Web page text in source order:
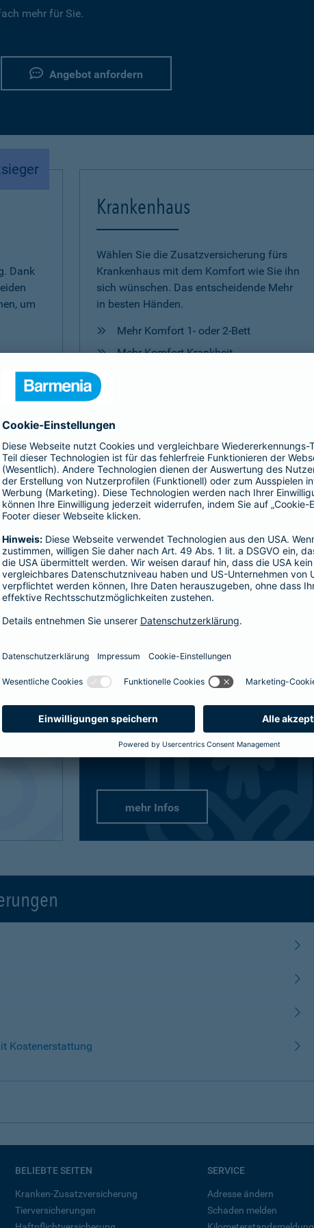
mehr für Sie.
Angebot anfordern
Dank
um
Krankenhaus
Wählen Sie die Zusatzversicherung fürs
Krankenhaus mit dem Komfort wie Sie ihn
sich wünschen. Das entscheidende Mehr
in besten Händen.
Mehr Komfort 1- oder 2-Bett
Mehr Komfort Krankheit
Mehr Komfort
inkl.
Versicherungen für Kinder
Jedes Kind ist einzigartig. Damit es
definitiv den bestmöglichen Schutz
vielfältig und flexibel.
Passend-für-Kinder-Schutz: Wählen Sie
stellen Sie sich gezielt die Produkte
zusammen.
mehr Infos
Kostenerstattung
BELIEBTE SEITEN
Kranken-Zusatzversicherung
Tierversicherungen
SERVICE
Adresse ändern
Schaden melden